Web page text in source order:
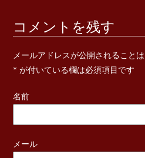
コメントを残す
メールアドレスが公開されることは
* が付いている欄は必須項目です
名前
メール